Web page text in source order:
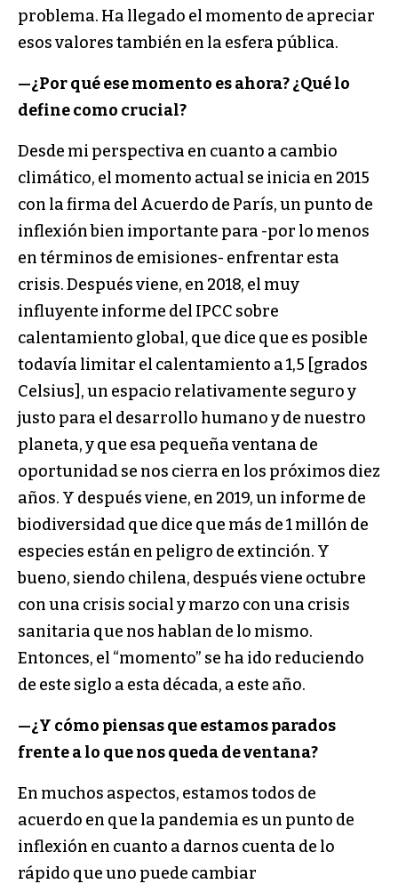
problema. Ha llegado el momento de apreciar
esos valores también en la esfera pública.
—¿Por qué ese momento es ahora? ¿Qué lo
define como crucial?
Desde mi perspectiva en cuanto a cambio
climático, el momento actual se inicia en 2015
con la firma del Acuerdo de París, un punto de
inflexión bien importante para -por lo menos
en términos de emisiones- enfrentar esta
crisis. Después viene, en 2018, el muy
influyente informe del IPCC sobre
calentamiento global, que dice que es posible
todavía limitar el calentamiento a 1,5 [grados
Celsius], un espacio relativamente seguro y
justo para el desarrollo humano y de nuestro
planeta, y que esa pequeña ventana de
oportunidad se nos cierra en los próximos diez
años. Y después viene, en 2019, un informe de
biodiversidad que dice que más de 1 millón de
especies están en peligro de extinción. Y
bueno, siendo chilena, después viene octubre
con una crisis social y marzo con una crisis
sanitaria que nos hablan de lo mismo.
Entonces, el “momento” se ha ido reduciendo
de este siglo a esta década, a este año.
—¿Y cómo piensas que estamos parados
frente a lo que nos queda de ventana?
En muchos aspectos, estamos todos de
acuerdo en que la pandemia es un punto de
inflexión en cuanto a darnos cuenta de lo
rápido que uno puede cambiar